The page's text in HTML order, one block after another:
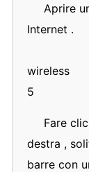
Aprire
Internet .
wireless
5
Fare
destra ,
barre con